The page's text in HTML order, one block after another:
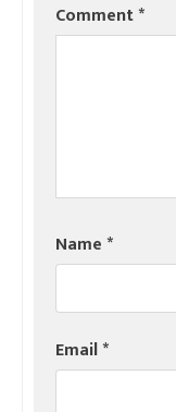
Comment*
Name*
Email*